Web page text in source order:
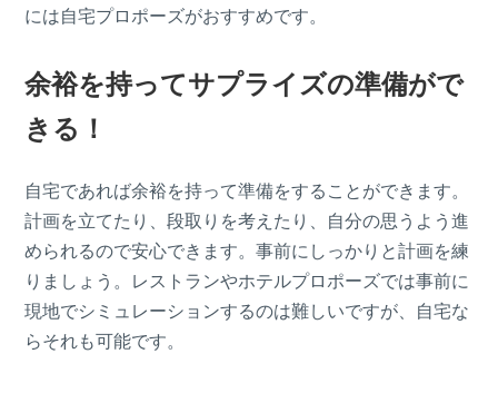
には自宅プロポーズがおすすめです。
余裕を持ってサプライズの準備がで
きる！
自宅であれば余裕を持って準備をすることができます。
計画を立てたり、段取りを考えたり、自分の思うよう進
められるので安心できます。事前にしっかりと計画を練
りましょう。レストランやホテルプロポーズでは事前に
現地でシミュレーションするのは難しいですが、自宅な
らそれも可能です。